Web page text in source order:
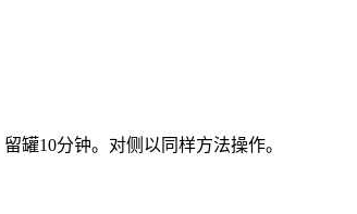
罐10分钟。对侧以同样方法操作。